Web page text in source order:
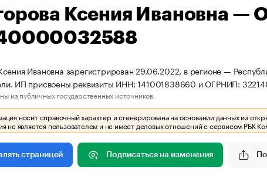
Ксения Ивановна —
Ивановна зарегистрирован 29.06.2022, в регионе —
ИП присвоены реквизиты ИНН: 141001838660 и ОГРНИП:
из публичных государственных источников.
носит справочный характер и сгенерирована на основании данных из
не является пользователем и не имеет деловых отношений с сервисом РБК
страницей Подписаться на изменения